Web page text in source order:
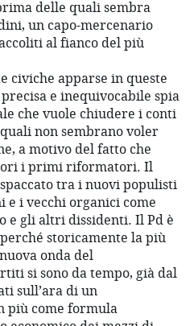
delle quali sembra
un capo-mercenario
al fianco del più
civiche apparse in queste
e inequivocabile spia
che vuole chiudere i conti
non sembrano voler
a motivo del fatto che
i primi riformatori. Il
tra i nuovi populisti
e i vecchi organici come
e gli altri dissidenti. Il Pd è
storicamente la più
onda del
si sono da tempo, già dal
sull’ara di un
più come formula